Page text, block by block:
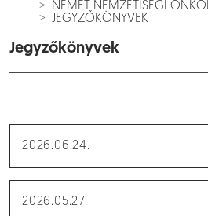
NÉMET NEMZETISÉGI
JEGYZŐKÖNYVEK
Jegyzőkönyvek
2026.06.24.
2026.05.27.